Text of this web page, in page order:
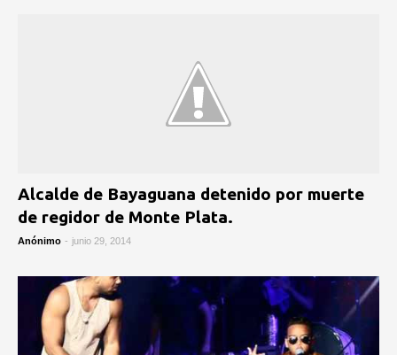
Alcalde de Bayaguana detenido por muerte
de regidor de Monte Plata.
Anónimo - junio 29, 2014